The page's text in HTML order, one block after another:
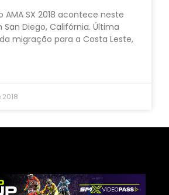
AMA SX 2018 acontece neste
San Diego, Califórnia. Última
migração para a Costa Leste,